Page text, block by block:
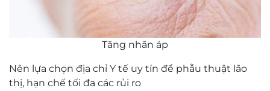
Tăng nhãn áp
Nên lựa chọn địa chỉ Y tế uy tín để phẫu thuật lão
thị, hạn chế tối đa các rủi ro